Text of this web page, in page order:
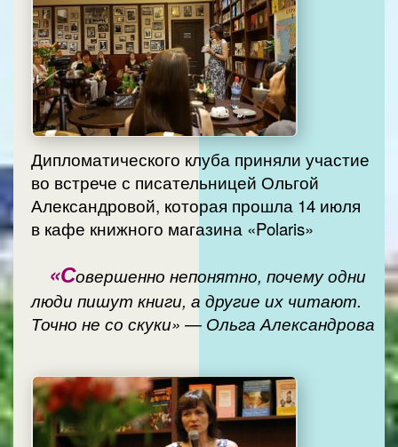
Дипломатического клуба приняли участие
во встрече с писательницей Ольгой
Александровой, которая прошла 14 июля
в кафе книжного магазина «Polaris»
«Совершенно непонятно, почему одни
люди пишут книги, а другие их читают.
Точно не со скуки» — Ольга Александрова